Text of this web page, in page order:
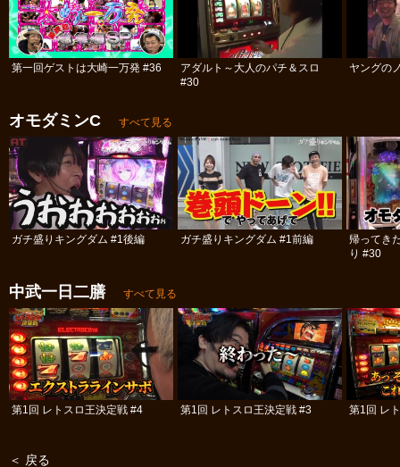
第一回ゲストは大崎一万発 #36
アダルト～大人のパチ＆スロ
#30
ヤングの
オモダミンC すべて見る
ガチ盛りキングダム #1後編 ガチ盛りキングダム #1前編
帰ってき
り #30
中武一日二膳 すべて見る
第1回 レトスロ王決定戦 #4 第1回 レトスロ王決定戦 #3 第1回 レ
＜ 戻る